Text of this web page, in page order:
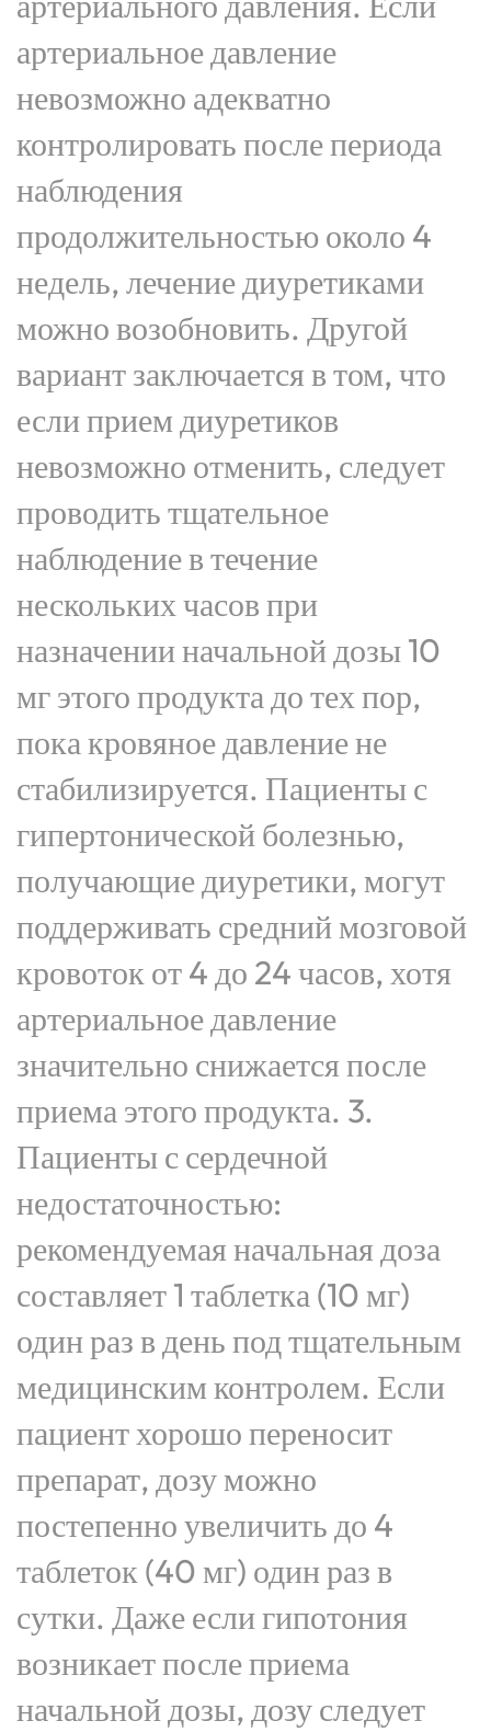
артериальное давление
невозможно адекватно
контролировать после периода
наблюдения
продолжительностью около 4
недель, лечение диуретиками
можно возобновить. Другой
вариант заключается в том, что
если прием диуретиков
невозможно отменить, следует
проводить тщательное
наблюдение в течение
нескольких часов при
назначении начальной дозы 10
мг этого продукта до тех пор,
пока кровяное давление не
стабилизируется. Пациенты с
гипертонической болезнью,
получающие диуретики, могут
поддерживать средний мозговой
кровоток от 4 до 24 часов, хотя
артериальное давление
значительно снижается после
приема этого продукта. 3.
Пациенты с сердечной
недостаточностью:
рекомендуемая начальная доза
составляет 1 таблетка (10 мг)
один раз в день под тщательным
медицинским контролем. Если
пациент хорошо переносит
препарат, дозу можно
постепенно увеличить до 4
таблеток (40 мг) один раз в
сутки. Даже если гипотония
возникает после приема
начальной дозы, дозу следует